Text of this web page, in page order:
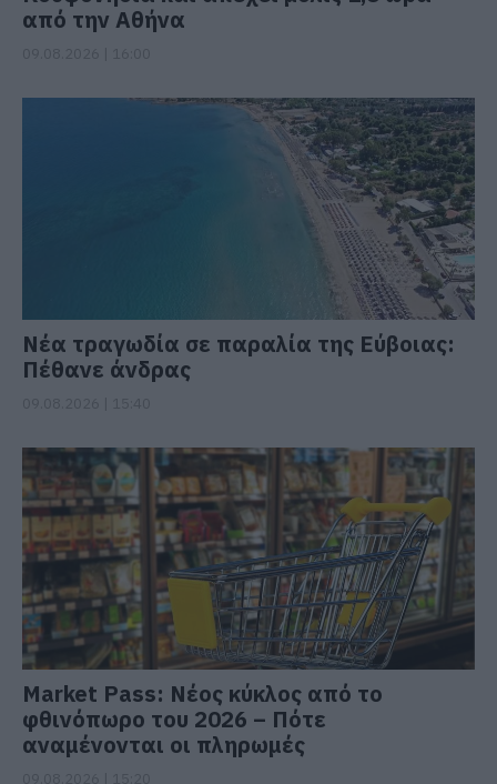
από την Αθήνα
Νέα τραγωδία σε παραλία της Εύβοιας:
Πέθανε άνδρας
Market Pass: Νέος κύκλος από το
φθινόπωρο του 2026 – Πότε
αναμένονται οι πληρωμές